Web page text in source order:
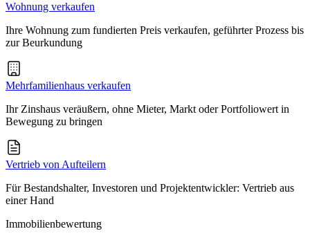
Wohnung verkaufen
Ihre Wohnung zum fundierten Preis verkaufen, geführter Prozess bis
zur Beurkundung
Mehrfamilienhaus verkaufen
Ihr Zinshaus veräußern, ohne Mieter, Markt oder Portfoliowert in
Bewegung zu bringen
Vertrieb von Aufteilern
Für Bestandshalter, Investoren und Projektentwickler: Vertrieb aus
einer Hand
Immobilienbewertung